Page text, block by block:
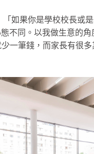
如果你是學校校長或
不同。以我做生意的
一筆錢，而家長有很